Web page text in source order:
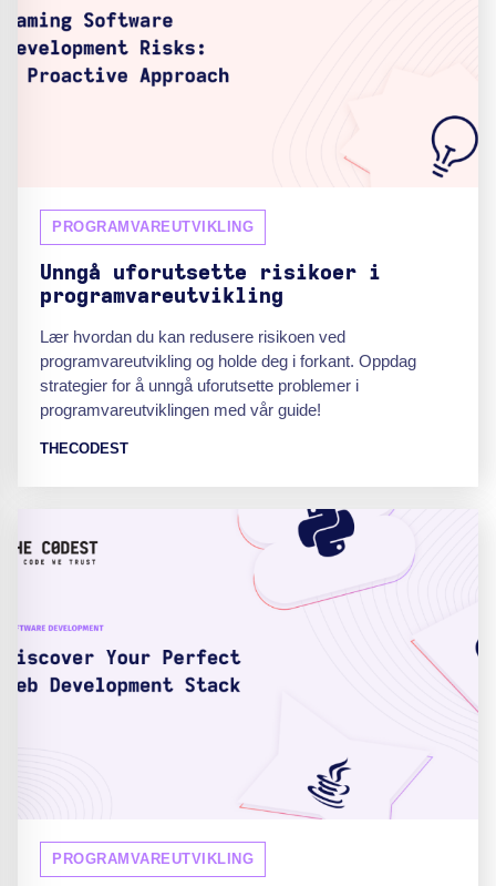
PROGRAMVAREUTVIKLING
Unngå uforutsette risikoer i
programvareutvikling
Lær hvordan du kan redusere risikoen ved
programvareutvikling og holde deg i forkant. Oppdag
strategier for å unngå uforutsette problemer i
programvareutviklingen med vår guide!
THECODEST
PROGRAMVAREUTVIKLING